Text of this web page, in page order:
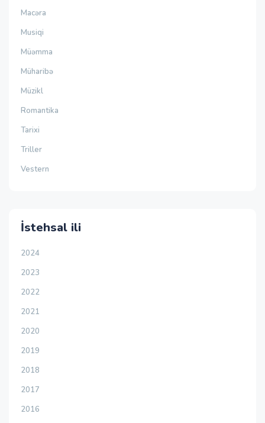
Macəra
Musiqi
Müəmma
Müharibə
Müzikl
Romantika
Tarixi
Triller
Vestern
İstehsal ili
2024
2023
2022
2021
2020
2019
2018
2017
2016